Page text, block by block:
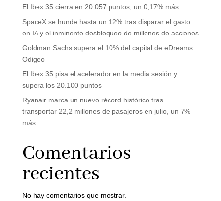
El Ibex 35 cierra en 20.057 puntos, un 0,17% más
SpaceX se hunde hasta un 12% tras disparar el gasto
en IA y el inminente desbloqueo de millones de acciones
Goldman Sachs supera el 10% del capital de eDreams
Odigeo
El Ibex 35 pisa el acelerador en la media sesión y
supera los 20.100 puntos
Ryanair marca un nuevo récord histórico tras
transportar 22,2 millones de pasajeros en julio, un 7%
más
Comentarios
recientes
No hay comentarios que mostrar.